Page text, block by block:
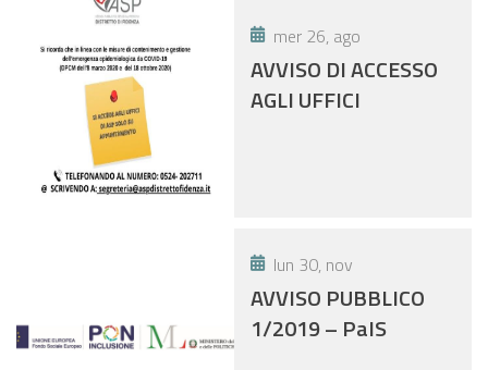
mer 26, ago
AVVISO DI ACCESSO
AGLI UFFICI
lun 30, nov
AVVISO PUBBLICO
1/2019 – PaIS